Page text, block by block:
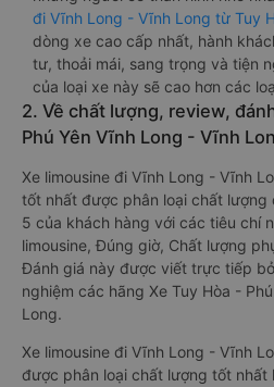
đi Vĩnh Long - Vĩnh Long từ Tuy
dòng xe cao cấp nhất, hành
tư, thoải mái, sang trọng và tiện
của loại xe này sẽ cao hơn các
2. Về chất lượng, review,
Phú Yên Vĩnh Long - Vĩnh
Xe limousine đi Vĩnh Long - Vĩnh
tốt nhất được phân loại chất lượng
5 của khách hàng với các tiêu chí
limousine, Đúng giờ, Chất lượng
Đánh giá này được viết trực tiếp
nghiệm các hãng Xe Tuy Hòa -
Long.
Xe limousine đi Vĩnh Long - Vĩnh
được phân loại chất lượng tốt nhất